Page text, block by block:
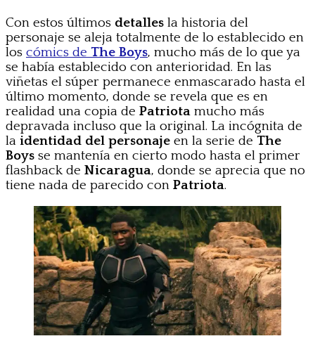
Con estos últimos detalles la historia del
personaje se aleja totalmente de lo establecido en
los cómics de The Boys, mucho más de lo que ya
se había establecido con anterioridad. En las
viñetas el súper permanece enmascarado hasta el
último momento, donde se revela que es en
realidad una copia de Patriota mucho más
depravada incluso que la original. La incógnita de
la identidad del personaje en la serie de The
Boys se mantenía en cierto modo hasta el primer
flashback de Nicaragua, donde se aprecia que no
tiene nada de parecido con Patriota.